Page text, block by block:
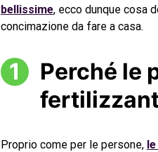
bellissime, ecco dunque cosa
concimazione da fare a casa.
Perché le
Proprio come per le persone,